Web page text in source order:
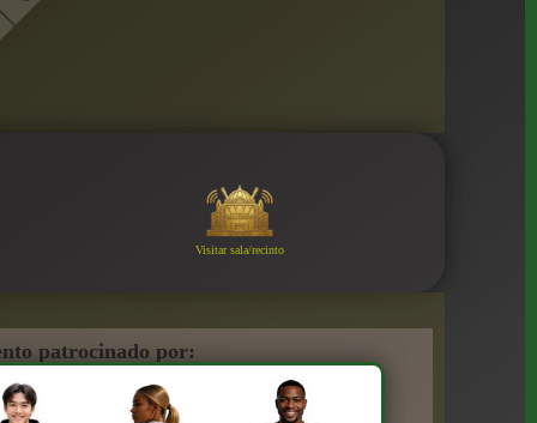
Visitar sala/recinto
patrocinado por: